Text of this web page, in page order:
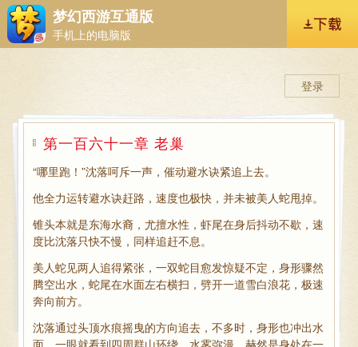
梦幻西游互通版
手机上的电脑版
登录
第一百六十一章 老巢
“哪里跑！”沈落呵斥一声，催动避水诀紧追上去。
他全力运转避水诀赶路，速度也极快，并未被美人蛇甩掉。
锥头本就是东海水裔，尤擅水性，虾尾在身后抖动不歇，速
度比沈落只快不慢，同样追赶不息。
美人蛇见两人追得紧张，一双蛇目愈发惊疑不定，身形骤然
腾空出水，蛇尾在水面左右横扫，劈开一道雪白浪花，极速
奔向前方。
沈落通过头顶水痕摇曳的方向追去，不多时，身形也冲出水
面，一眼就看到四周群山环绕，水雾弥漫，赫然是身处在一